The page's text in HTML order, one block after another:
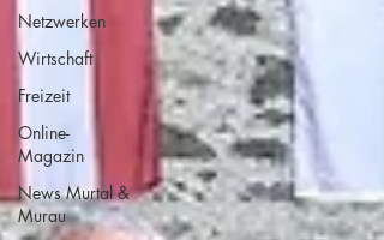
Netzwerken
Wirtschaft
Freizeit
Online-
Magazin
News Murtal &
Murau